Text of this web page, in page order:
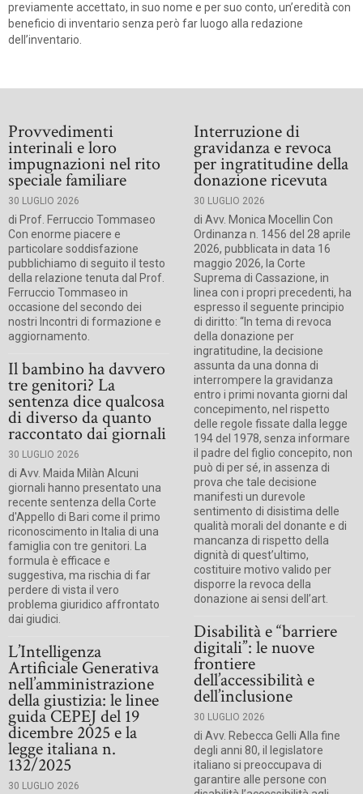
previamente accettato, in suo nome e per suo conto, un’eredità con
beneficio di inventario senza però far luogo alla redazione
dell’inventario.
Provvedimenti
interinali e loro
impugnazioni nel rito
speciale familiare
30 LUGLIO 2026
di Prof. Ferruccio Tommaseo
Con enorme piacere e
particolare soddisfazione
pubblichiamo di seguito il testo
della relazione tenuta dal Prof.
Ferruccio Tommaseo in
occasione del secondo dei
nostri Incontri di formazione e
aggiornamento.
Il bambino ha davvero
tre genitori? La
sentenza dice qualcosa
di diverso da quanto
raccontato dai giornali
30 LUGLIO 2026
di Avv. Maida Milàn Alcuni
giornali hanno presentato una
recente sentenza della Corte
d'Appello di Bari come il primo
riconoscimento in Italia di una
famiglia con tre genitori. La
formula è efficace e
suggestiva, ma rischia di far
perdere di vista il vero
problema giuridico affrontato
dai giudici.
L’Intelligenza
Artificiale Generativa
nell’amministrazione
della giustizia: le linee
guida CEPEJ del 19
dicembre 2025 e la
legge italiana n.
132/2025
30 LUGLIO 2026
Interruzione di
gravidanza e revoca
per ingratitudine della
donazione ricevuta
30 LUGLIO 2026
di Avv. Monica Mocellin Con
Ordinanza n. 1456 del 28 aprile
2026, pubblicata in data 16
maggio 2026, la Corte
Suprema di Cassazione, in
linea con i propri precedenti, ha
espresso il seguente principio
di diritto: “In tema di revoca
della donazione per
ingratitudine, la decisione
assunta da una donna di
interrompere la gravidanza
entro i primi novanta giorni dal
concepimento, nel rispetto
delle regole fissate dalla legge
194 del 1978, senza informare
il padre del figlio concepito, non
può di per sé, in assenza di
prova che tale decisione
manifesti un durevole
sentimento di disistima delle
qualità morali del donante e di
mancanza di rispetto della
dignità di quest’ultimo,
costituire motivo valido per
disporre la revoca della
donazione ai sensi dell’art.
Disabilità e “barriere
digitali”: le nuove
frontiere
dell’accessibilità e
dell’inclusione
30 LUGLIO 2026
di Avv. Rebecca Gelli Alla fine
degli anni 80, il legislatore
italiano si preoccupava di
garantire alle persone con